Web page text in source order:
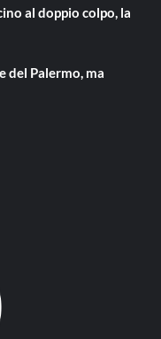
al doppio colpo, la
del Palermo, ma